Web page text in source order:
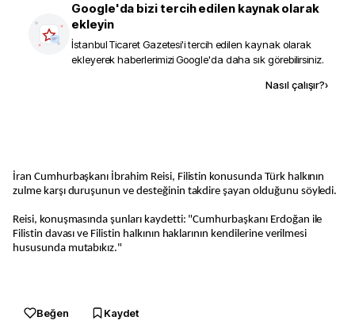
Google'da bizi tercih edilen kaynak olarak
ekleyin
İstanbul Ticaret Gazetesi'i tercih edilen kaynak olarak
ekleyerek haberlerimizi Google'da daha sık görebilirsiniz.
Nasıl çalışır?›
İran Cumhurbaşkanı İbrahim Reisi, Filistin konusunda Türk halkının
zulme karşı duruşunun ve desteğinin takdire şayan olduğunu söyledi.
Reisi, konuşmasında şunları kaydetti: "Cumhurbaşkanı Erdoğan ile
Filistin davası ve Filistin halkının haklarının kendilerine verilmesi
hususunda mutabıkız."
Beğen Kaydet